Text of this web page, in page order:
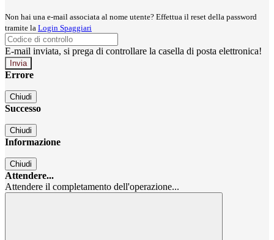
Non hai una e-mail associata al nome utente? Effettua il reset della password
tramite la Login Spaggiari
E-mail inviata, si prega di controllare la casella di posta elettronica!
Errore
Chiudi
Successo
Chiudi
Informazione
Chiudi
Attendere...
Attendere il completamento dell'operazione...